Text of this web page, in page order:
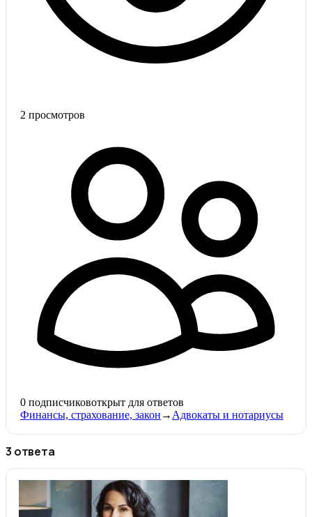
2 просмотров
0 подписчиковоткрыт для ответов
Финансы, страхование, закон → Адвокаты и нoтариусы
3 ответа